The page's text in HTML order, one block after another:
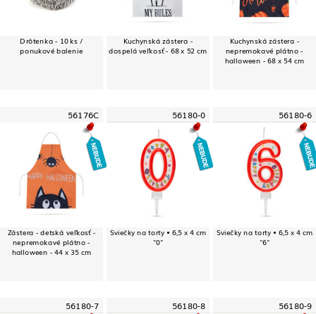
Drôtenka - 10 ks /
ponukové balenie
Kuchynská zástera -
dospelá veľkosť - 68 x 52 cm
Kuchynská zástera -
nepremokavé plátno -
halloween - 68 x 54 cm
56176C
Zástera - detská veľkosť -
nepremokavé plátno -
halloween - 44 x 35 cm
56180-0
Sviečky na torty • 6,5 x 4 cm
"0"
56180-6
Sviečky na torty • 6,5 x 4 cm
"6"
56180-7 56180-8 56180-9